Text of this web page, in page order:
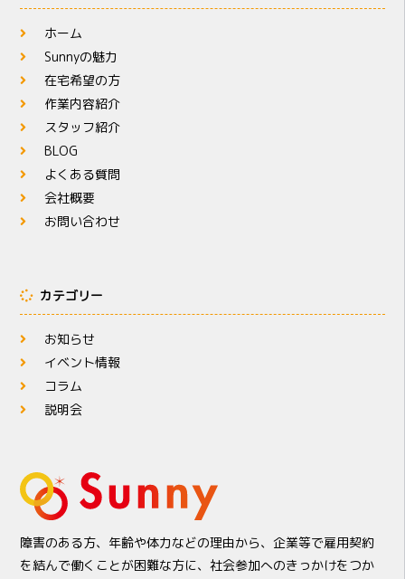
ホーム
Sunnyの魅力
在宅希望の方
作業内容紹介
スタッフ紹介
BLOG
よくある質問
会社概要
お問い合わせ
カテゴリー
お知らせ
イベント情報
コラム
説明会
障害のある方、年齢や体力などの理由から、企業等で雇用契約
を結んで働くことが困難な方に、社会参加へのきっかけをつか